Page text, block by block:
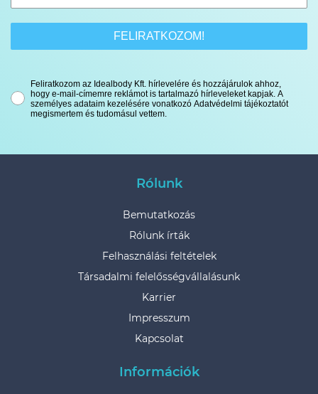
FELIRATKOZOM!
Feliratkozom az Idealbody Kft. hírlevelére és hozzájárulok ahhoz,
hogy e-mail-címemre reklámot is tartalmazó hírleveleket kapjak. A
személyes adataim kezelésére vonatkozó Adatvédelmi tájékoztatót
megismertem és tudomásul vettem.
Rólunk
Bemutatkozás
Rólunk írták
Felhasználási feltételek
Társadalmi felelősségvállalásunk
Karrier
Impresszum
Kapcsolat
Információk